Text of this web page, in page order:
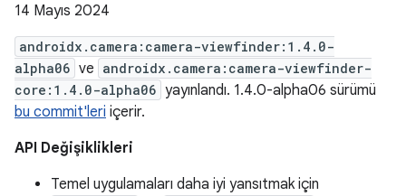
14 Mayıs 2024
androidx.camera:camera-viewfinder:1.4.0-
alpha06 ve androidx.camera:camera-viewfinder-
core:1.4.0-alpha06 yayınlandı. 1.4.0-alpha06 sürümü
bu commit'leri içerir.
API Değişiklikleri
Temel uygulamaları daha iyi yansıtmak için